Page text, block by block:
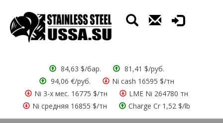
84,63 $/бар.
81,41 $/руб.
94,06 €/руб.
Ni cash 16595 $/тн
Ni 3-х мес. 16775 $/тн
LME Ni 264780 тн
Ni средняя 16855 $/тн
Charge Cr 1,52 $/lb